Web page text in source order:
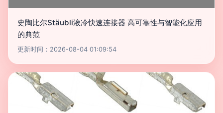
史陶比尔Stäubli液冷快速连接器 高可靠性与智能化应用
的典范
更新时间：2026-08-04 01:09:54